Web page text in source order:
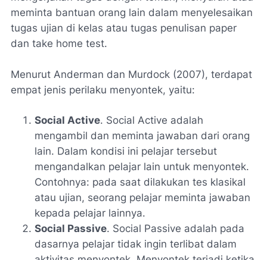
meminta bantuan orang lain dalam menyelesaikan
tugas ujian di kelas atau tugas penulisan paper
dan take home test.
Menurut Anderman dan Murdock (2007), terdapat
empat jenis perilaku menyontek, yaitu:
Social Active. Social Active adalah
mengambil dan meminta jawaban dari orang
lain. Dalam kondisi ini pelajar tersebut
mengandalkan pelajar lain untuk menyontek.
Contohnya: pada saat dilakukan tes klasikal
atau ujian, seorang pelajar meminta jawaban
kepada pelajar lainnya.
Social Passive. Social Passive adalah pada
dasarnya pelajar tidak ingin terlibat dalam